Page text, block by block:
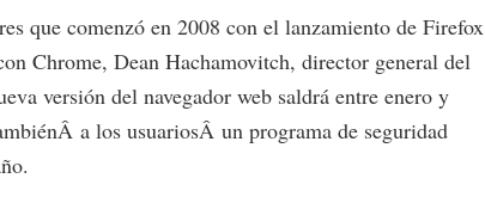
que comenzó en 2008 con el lanzamiento de Firefox
Chrome, Dean Hachamovitch, director general del
versión del navegador web saldrá entre enero y
a los usuariosÂ un programa de seguridad